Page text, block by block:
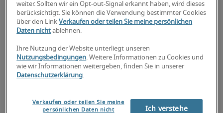
weiter. Sollten wir ein Opt-out-Signal erkannt haben, wird dieses
berücksichtigt. Sie können die Verwendung bestimmter Cookies
über den LinkVerkaufen oder teilen Sie meine persönlichen
Daten nicht ablehnen.
Ihre Nutzung der Website unterliegt unseren
Nutzungsbedingungen. Weitere Informationen zu Cookies und
wie wir Informationen weitergeben, finden Sie in unserer
Datenschutzerklärung.
Verkaufen oder teilen Sie meine
persönlichen Daten nicht
Ich verstehe